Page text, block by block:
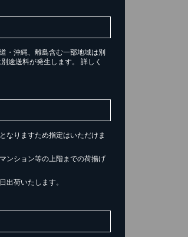
・沖縄、離島含む一部地域は別
途送料が発生します。 詳しく
なりますため指定はいただけま
ンション等の上階までの荷揚げ
出荷いたします。